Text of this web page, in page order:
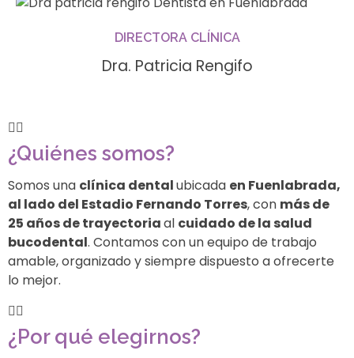
DIRECTORA CLÍNICA
Dra. Patricia Rengifo
¿Quiénes somos?
Somos una clínica dentalubicada en Fuenlabrada,
al lado del Estadio Fernando Torres, con más de
25 años de trayectoriaal cuidado de la salud
bucodental. Contamos con un equipo de trabajo
amable, organizado y siempre dispuesto a ofrecerte
lo mejor.
¿Por qué elegirnos?